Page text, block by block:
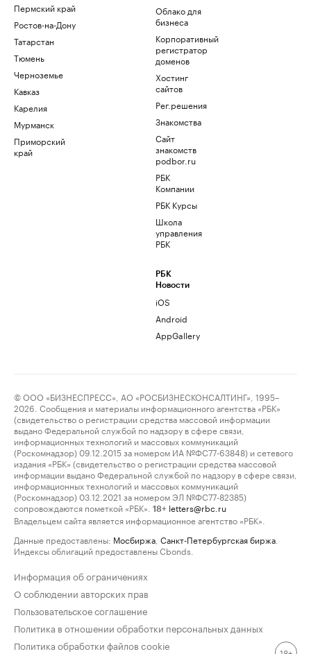
Пермский край
Ростов-на-Дону
Татарстан
Тюмень
Черноземье
Кавказ
Карелия
Мурманск
Приморский
край
Облако для
бизнеса
Корпоративный
регистратор
доменов
Хостинг
сайтов
Рег.решения
Знакомства
Сайт
знакомств
podbor.ru
РБК
Компании
РБК Курсы
Школа
управления
РБК
РБК
Новости
iOS
Android
AppGallery
© ООО «БИЗНЕСПРЕСС», АО «РОСБИЗНЕСКОНСАЛТИНГ», 1995–
2026. Сообщения и материалы информационного агентства «РБК»
(свидетельство о регистрации средства массовой информации
выдано Федеральной службой по надзору в сфере связи,
информационных технологий и массовых коммуникаций
(Роскомнадзор) 09.12.2015 за номером ИА №ФС77-63848) и сетевого
издания «РБК» (свидетельство о регистрации средства массовой
информации выдано Федеральной службой по надзору в сфере связи,
информационных технологий и массовых коммуникаций
(Роскомнадзор) 03.12.2021 за номером ЭЛ №ФС77-82385)
сопровождаются пометкой «РБК».
18+ letters@rbc.ru
Владельцем сайта является информационное агентство «РБК».
Данные предоставлены: Мосбиржа Санкт-Петербургская биржа
Индексы облигаций предоставлены Cbonds.
Информация об ограничениях
О соблюдении авторских прав
Пользовательское соглашение
Политика в отношении обработки персональных данных
Политика обработки файлов cookie